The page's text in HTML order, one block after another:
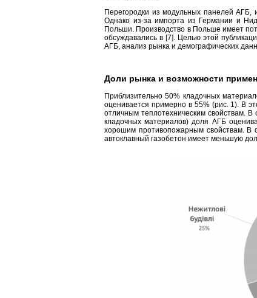
Перегородки из модульных панелей АГБ,
Однако из-за импорта из Германии и
Польши. Производство в Польше имеет
обсуждавались в [7]. Целью этой
АГБ, анализ рынка и демографических
Доли рынка и возможности
Приблизительно 50% кладочных
оценивается примерно в 55% (рис. 1). В
отличным теплотехническим свойствам. В
кладочных материалов) доля АГБ
хорошим противопожарным свойствам. В
автоклавный газобетон имеет меньшую